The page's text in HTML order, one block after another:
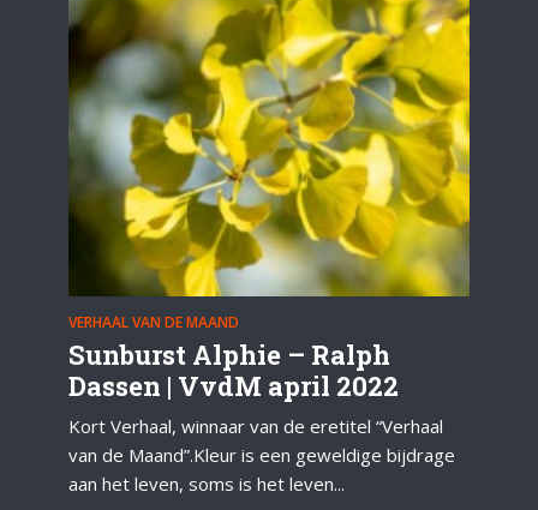
VERHAAL VAN DE MAAND
Sunburst Alphie – Ralph
Dassen | VvdM april 2022
Kort Verhaal, winnaar van de eretitel “Verhaal
van de Maand”.Kleur is een geweldige bijdrage
aan het leven, soms is het leven...